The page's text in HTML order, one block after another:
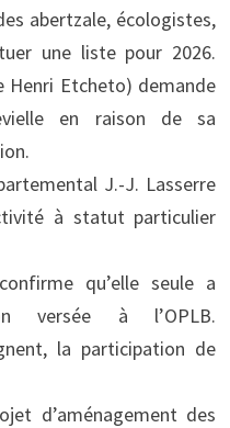
abertzale, écologistes,
une liste pour 2026.
Henri Etcheto) demande
en raison de sa
J.-J. Lasserre
à statut particulier
qu’elle seule a
versée à l’OPLB.
la participation de
d’aménagement des